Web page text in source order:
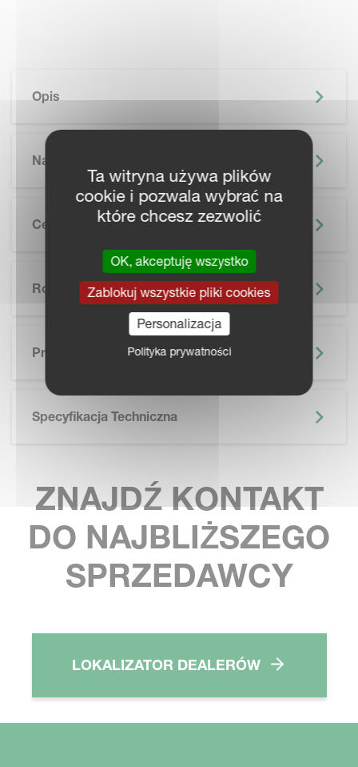
Opis
Najważniejsze Informacje
Cechy
Rolnictwo Precyzyjne
Prospekt
Specyfikacja Techniczna
ZNAJDŹ KONTAKT
DO NAJBLIŻSZEGO
SPRZEDAWCY
LOKALIZATOR DEALERÓW
Ta witryna używa plików
cookie i pozwala wybrać na
które chcesz zezwolić
OK, akceptuję wszystko
Zablokuj wszystkie pliki cookies
Personalizacja
Polityka prywatności